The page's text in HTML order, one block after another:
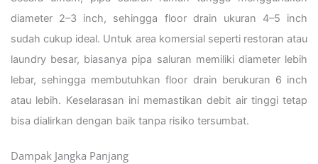
diameter 2–3 inch, sehingga floor drain ukuran 4–5 inch
sudah cukup ideal. Untuk area komersial seperti restoran atau
laundry besar, biasanya pipa saluran memiliki diameter lebih
lebar, sehingga membutuhkan floor drain berukuran 6 inch
atau lebih. Keselarasan ini memastikan debit air tinggi tetap
bisa dialirkan dengan baik tanpa risiko tersumbat.
Dampak Jangka Panjang